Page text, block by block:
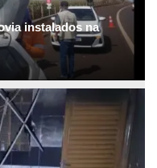
instalados na